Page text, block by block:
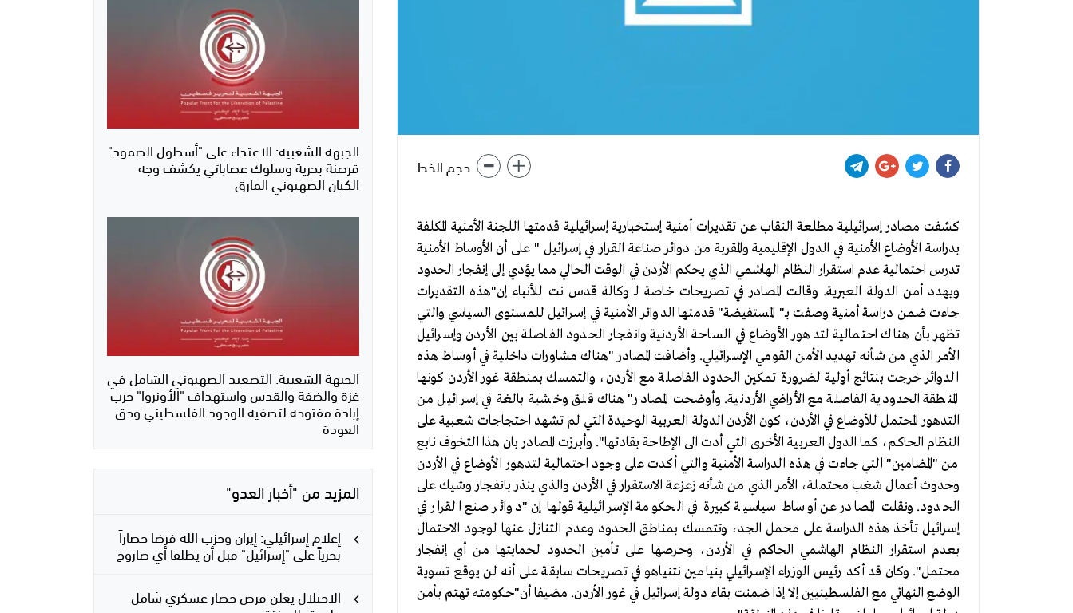
حجم الخط
كشفت مصادر إسرائيلية مطلعة النقاب عن تقديرات أمنية إستخبارية إسرائيلية قدمتها اللجنة الأمنية المكلفة
بدراسة الأوضاع الأمنية في الدول الإقليمية والمقربة من دوائر صناعة القرار في إسرائيل " على أن الأوساط الأمنية
تدرس احتمالية عدم استقرار النظام الهاشمي الذي يحكم الأردن في الوقت الحالي مما يؤدي إلى إنفجار الحدود
ويهدد أمن الدولة العبرية. وقالت المصادر في تصريحات خاصة لـ وكالة قدس نت للأنباء إن"هذه التقديرات
جاءت ضمن دراسة أمنية وصفت بـ" المستفيضة" قدمتها الدوائر الأمنية في إسرائيل للمستوى السياسي والتي
تظهر بأن هناك احتمالية لتدهور الأوضاع في الساحة الأردنية وانفجار الحدود الفاصلة بين الأردن وإسرائيل
الأمر الذي من شأنه تهديد الأمن القومي الإسرائيلي. وأضافت المصادر "هناك مشاورات داخلية في أوساط هذه
الدوائر خرجت بنتائج أولية لضرورة تمكين الحدود الفاصلة مع الأردن، والتمسك بمنطقة غور الأردن كونها
المنطقة الحدودية الفاصلة مع الأراضي الأردنية. وأوضحت المصادر" هناك قلق وخشية بالغة في إسرائيل من
التدهور المحتمل للأوضاع في الأردن، كون الأردن الدولة العربية الوحيدة التي لم تشهد احتجاجات شعبية على
النظام الحاكم، كما الدول العربية الأخرى التي أدت الى الإطاحة بقادتها". وأبرزت المصادر بان هذا التخوف نابع
من "المضامين" التي جاءت في هذه الدراسة الأمنية والتي أكدت على وجود احتمالية لتدهور الأوضاع في الأردن
وحدوث أعمال شغب محتملة، الأمر الذي من شأنه زعزعة الاستقرار في الأردن والذي ينذر بانفجار وشيك على
الحدود. ونقلت المصادر عن أوساط سياسية كبيرة في الحكومة الإسرائيلية قولها إن "دوائر صنع القرار في
إسرائيل تأخذ هذه الدراسة على محمل الجد، وتتمسك بمناطق الحدود وعدم التنازل عنها لوجود الاحتمال
بعدم استقرار النظام الهاشمي الحاكم في الأردن، وحرصها على تأمين الحدود لحمايتها من أي إنفجار
محتمل". وكان قد أكد رئيس الوزراء الإسرائيلي بنيامين نتنياهو في تصريحات سابقة على أنه لن يوقع تسوية
الوضع النهائي مع الفلسطينيين إلا إذا ضمنت بقاء دولة إسرائيل في غور الأردن. مضيفا أن"حكومته تهتم بأمن
الجبهة الشعبية: الاعتداء على "أسطول الصمود"
قرصنة بحرية وسلوك عصاباتي يكشف وجه
الكيان الصهيوني المارق
الجبهة الشعبية: التصعيد الصهيوني الشامل في
غزة والضفة والقدس واستهداف "الأونروا" حرب
إبادة مفتوحة لتصفية الوجود الفلسطيني وحق
العودة
المزيد من "أخبار العدو"
إعلام إسرائيلي: إيران وحزب الله فرضا حصاراً
بحرياً على "إسرائيل" قبل أن يطلقا أي صاروخ
الاحتلال يعلن فرض حصار عسكري شامل